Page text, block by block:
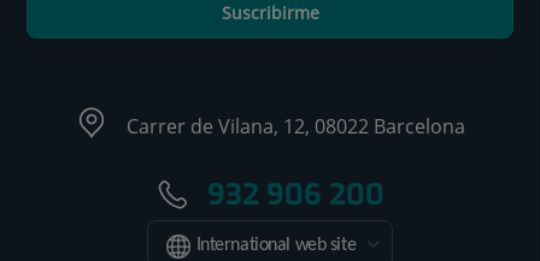
Suscribirme
Carrer de Vilana, 12, 08022 Barcelona
932 906 200
International web site